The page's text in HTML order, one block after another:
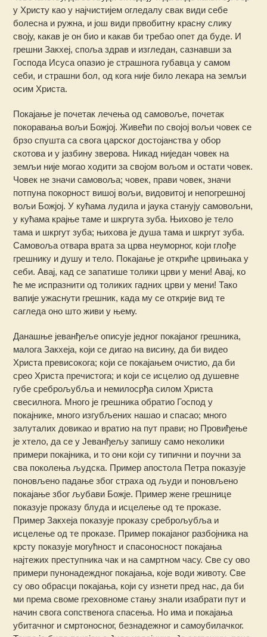
у Христу као у најчистијем огледалу свак види себе
болесна и ружна, и још види првобитну красну слику
своју, какав је он био и какав би требао опет да буде. И
грешни Закхеј, споља здрав и изгледан, сазнавши за
Господа Исуса опазио је страшнога губавца у самом
себи, и страшни бол, од кога није било лекара на земљи
осим Христа.
Покајање је почетак лечења од самовоље, почетак
покоравања вољи Божјој. Живећи по својој вољи човек се
брзо спушта са свога царског достојанства у обор
скотова и у јазбину зверова. Никад ниједан човек на
земљи није могао ходити за својом вољом и остати човек.
Човек не значи самовоља; човек, прави човек, значи
потпуна покорност вишој вољи, видовитој и непогрешној
вољи Божјој. У кућама лудила и јаука станују самовољни,
у кућама крајње таме и шкргута зуба. Њихово је тело
тама и шкргут зуба; њихова је душа тама и шкргут зуба.
Самовоља отвара врата за црва неуморног, који глође
грешнику и душу и тело. Покајање је откриће црвињака у
себи. Авај, кад се запатише толики црви у мени! Авај, ко
ће ме испразнити од толиких гадних црви у мени! Тако
вапије ужаснути грешник, када му се открије вид те
сагледа оно што живи у њему.
Данашње јеванђеље описује једног покајаног грешника,
малога Закхеја, који се дигао на висину, да би видео
Христа превисокога; који се покајањем очистио, да би
срео Христа пречистога; и који се исцелио од душевне
губе среброљубља и немилосрђа силом Христа
свесилнога. Много је грешника обратио Господ у
покајнике, много изгубљених нашао и спасао; много
залуталих довикао и вратио на пут прави; но Провиђење
је хтело, да се у Јеванђељу запишу само неколики
примери покајника, и то они који су типични и поучни за
сва поколења људска. Пример апостола Петра показује
поновљено падање због страха од људи и поновљено
покајање због љубави Божје. Пример жене грешнице
показује проказу блуда и исцелење од те проказе.
Пример Закхеја показује проказу среброљубља и
исцелење од те проказе. Пример покајаног разбојника на
крсту показује могућност и спасоносност покајања
најтежих преступника чак и на самртном часу. Све су ово
примери пунонадеждног покајања, које води животу. Све
су ово обрасци покајања, који су изнети пред нас, да би
ми према своме греховноме стању знали изабрати пут и
начин свога сопственога спасења. Но има и покајања
убитачног и смртоносног, безнадежног и самоубилачког.